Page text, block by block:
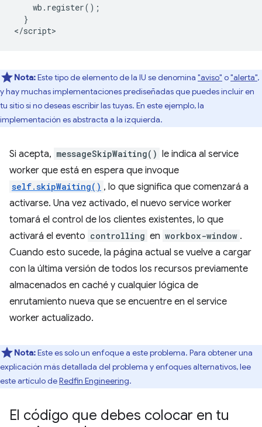
    wb.register();
  }
Nota:Este tipo de elemento de la IU se denomina "aviso" o"alerta",
y hay muchas implementaciones prediseñadas que puedes incluir en
tu sitio si no deseas escribir las tuyas. En este ejemplo, la
implementación es abstracta a la izquierda.
Si acepta, messageSkipWaiting() le indica al service
worker que está en espera que invoque
self.skipWaiting() , lo que significa que comenzará a
activarse. Una vez activado, el nuevo service worker
tomará el control de los clientes existentes, lo que
activará el evento controlling en workbox-window .
Cuando esto sucede, la página actual se vuelve a cargar
con la última versión de todos los recursos previamente
almacenados en caché y cualquier lógica de
enrutamiento nueva que se encuentre en el service
worker actualizado.
Nota:Este es solo un enfoque a este problema. Para obtener una
explicación más detallada del problema y enfoques alternativos, lee
este artículo deRedfin Engineering.
El código que debes colocar en tu